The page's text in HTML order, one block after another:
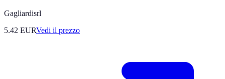
Gagliardisrl
5.42 EURVedi il prezzo